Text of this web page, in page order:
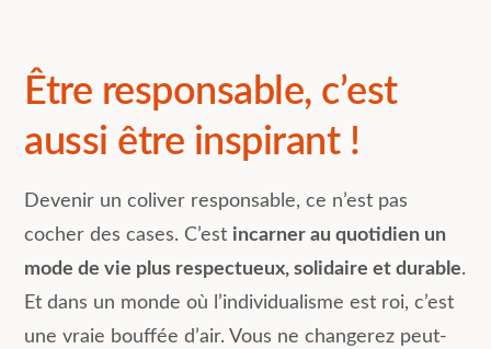
Être responsable, c’est
aussi être inspirant !
Devenir un coliver responsable, ce n’est pas
cocher des cases. C’est incarner au quotidien un
mode de vie plus respectueux, solidaire et durable.
Et dans un monde où l’individualisme est roi, c’est
une vraie bouffée d’air. Vous ne changerez peut-